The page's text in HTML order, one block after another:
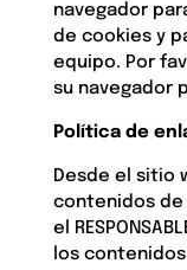
navegador
de cookies y
equipo. Por
su navegador
Política de
Desde el sitio
contenidos de
el
los